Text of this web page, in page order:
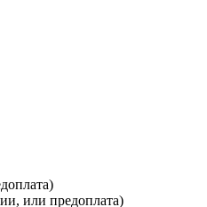
или предоплата)